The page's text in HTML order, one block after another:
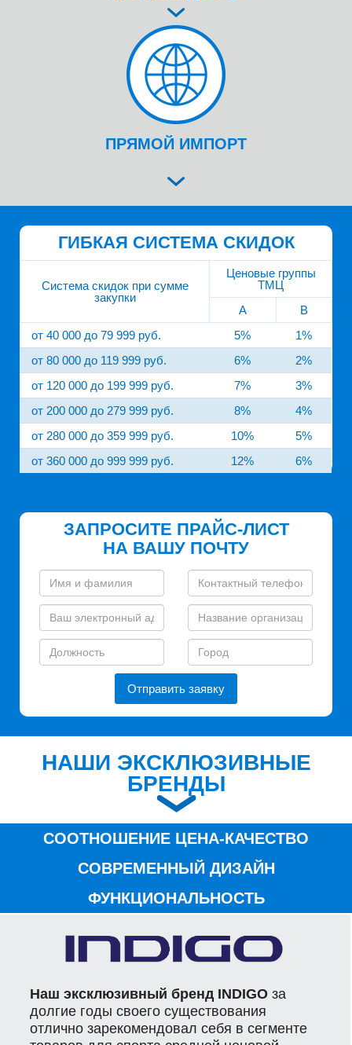
ПРЯМОЙ ИМПОРТ
ГИБКАЯ СИСТЕМА СКИДОК
Система скидок при сумме
закупки
Ценовые группы
ТМЦ
A
B
от 40 000 до 79 999 руб.
5%
1%
от 80 000 до 119 999 руб.
6%
2%
от 120 000 до 199 999 руб.
7%
3%
от 200 000 до 279 999 руб.
8%
4%
от 280 000 до 359 999 руб.
10%
5%
от 360 000 до 999 999 руб.
12% 6%
ЗАПРОСИТЕ ПРАЙС-ЛИСТ
НА ВАШУ ПОЧТУ
Отправить заявку
НАШИ ЭКСКЛЮЗИВНЫЕ
БРЕНДЫ
СООТНОШЕНИЕ ЦЕНА-КАЧЕСТВО
СОВРЕМЕННЫЙ ДИЗАЙН
ФУНКЦИОНАЛЬНОСТЬ
Наш эксклюзивный бренд INDIGO за
долгие годы своего существования
отлично зарекомендовал себя в сегменте